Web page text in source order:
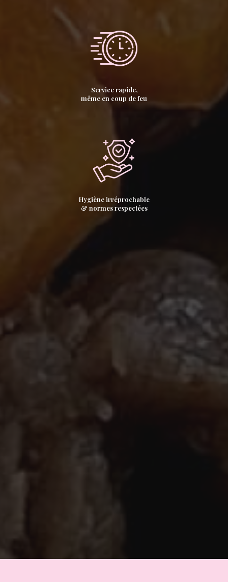
Service rapide,
même en coup de feu
Hygiène irréprochable
& normes respectées